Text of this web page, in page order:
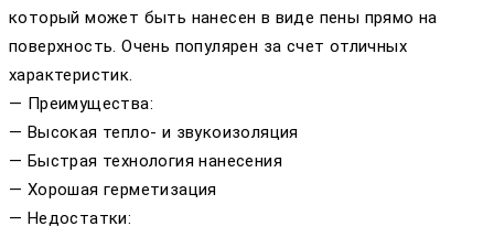
который может быть нанесен в виде пены прямо на
поверхность. Очень популярен за счет отличных
характеристик.
— Преимущества:
— Высокая тепло- и звукоизоляция
— Быстрая технология нанесения
— Хорошая герметизация
— Недостатки: